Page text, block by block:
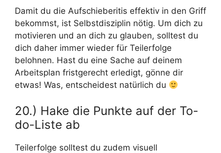
Damit du die Aufschieberitis effektiv in den Griff
bekommst, ist Selbstdisziplin nötig. Um dich zu
motivieren und an dich zu glauben, solltest du
dich daher immer wieder für Teilerfolge
belohnen. Hast du eine Sache auf deinem
Arbeitsplan fristgerecht erledigt, gönne dir
etwas! Was, entscheidest natürlich du
20.) Hake die Punkte auf der To-
do-Liste ab
Teilerfolge solltest du zudem visuell